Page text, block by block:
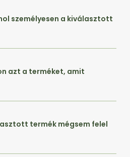
személyesen a kiválasztott
azt a terméket, amit
termék mégsem felel